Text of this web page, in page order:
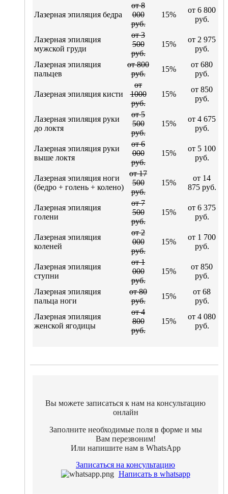
Лазерная эпиляция бедра
от 8
000
руб.
15%
от 6 800
руб.
Лазерная эпиляция
мужской груди
от 3
500
руб.
15%
от 2 975
руб.
Лазерная эпиляция
пальцев
от 800
руб.
15%
от 680
руб.
Лазерная эпиляция кисти
от
1000
руб.
15%
от 850
руб.
Лазерная эпиляция руки
до локтя
от 5
500
руб.
15%
от 4 675
руб.
Лазерная эпиляция руки
выше локтя
от 6
000
руб.
15%
от 5 100
руб.
Лазерная эпиляция ноги
(бедро + голень + колено)
от 17
500
руб.
15%
от 14
875 руб.
Лазерная эпиляция
голени
от 7
500
руб.
15%
от 6 375
руб.
Лазерная эпиляция
коленей
от 2
000
руб.
15%
от 1 700
руб.
Лазерная эпиляция
ступни
от 1
000
руб.
15%
от 850
руб.
Лазерная эпиляция
пальца ноги
от 80
руб.
15%
от 68
руб.
Лазерная эпиляция
женской ягодицы
от 4
800
руб.
15%
от 4 080
руб.
Вы можете записаться к нам на консультацию
онлайн
Заполните необходимые поля в форме и мы
Вам перезвоним!
Или напишите нам в WhatsApр
Записаться на консультацию
Написать в whatsapp